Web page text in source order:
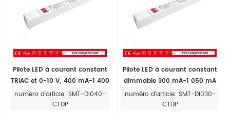
Pilote LED à courant constant
TRIAC et 0-10 V, 400 mA-1 400
mA, 40 W, boîtier en plastique
numéro d'article: SMT-DI040-
CTDP
Pilote LED à courant constant
dimmable 300 mA-1 050 mA
30 W Triac et 0,10 V pour
l'intérieur
numéro d'article: SMT-DI030-
CTDP